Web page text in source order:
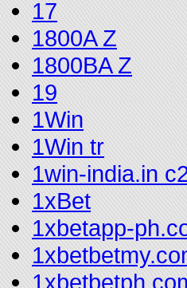
17
1800A Z
1800BA Z
19
1Win
1Win tr
1win-india.in
1xBet
1xbetapp-